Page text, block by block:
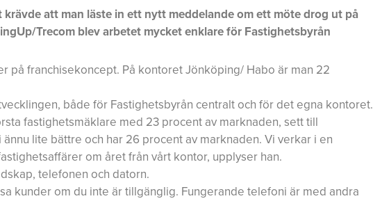
att man läste in ett nytt meddelande om ett möte drog ut på
Trecom blev arbetet mycket enklare för Fastighetsbyrån
på franchisekoncept. På kontoret Jönköping/ Habo är man 22
både för Fastighetsbyrån centralt och för det egna kontoret.
fastighetsmäklare med 23 procent av marknaden, sett till
lite bättre och har 26 procent av marknaden. Vi verkar i en
om året från vårt kontor, upplyser han.
telefonen och datorn.
kunder om du inte är tillgänglig. Fungerande telefoni är med andra